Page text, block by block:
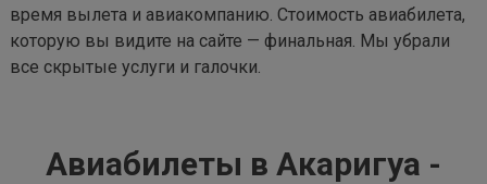
время вылета и авиакомпанию. Стоимость авиабилета,
которую вы видите на сайте — финальная. Мы убрали
все скрытые услуги и галочки.
Авиабилеты в Акаригуа -